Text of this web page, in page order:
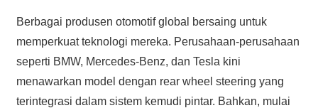
Berbagai produsen otomotif global bersaing untuk
memperkuat teknologi mereka. Perusahaan-perusahaan
seperti BMW, Mercedes-Benz, dan Tesla kini
menawarkan model dengan rear wheel steering yang
terintegrasi dalam sistem kemudi pintar. Bahkan, mulai